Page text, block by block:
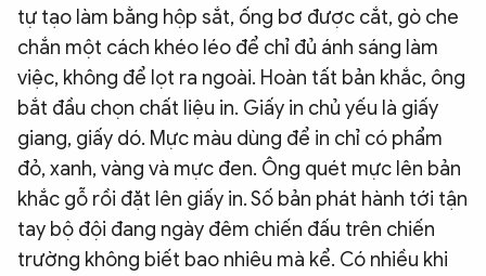
tự tạo làm bằng hộp sắt, ống bơ được cắt, gò che
chắn một cách khéo léo để chỉ đủ ánh sáng làm
việc, không để lọt ra ngoài. Hoàn tất bản khắc, ông
bắt đầu chọn chất liệu in. Giấy in chủ yếu là giấy
giang, giấy dó. Mực màu dùng để in chỉ có phẩm
đỏ, xanh, vàng và mực đen. Ông quét mực lên bản
khắc gỗ rồi đặt lên giấy in. Số bản phát hành tới tận
tay bộ đội đang ngày đêm chiến đấu trên chiến
trường không biết bao nhiêu mà kể. Có nhiều khi